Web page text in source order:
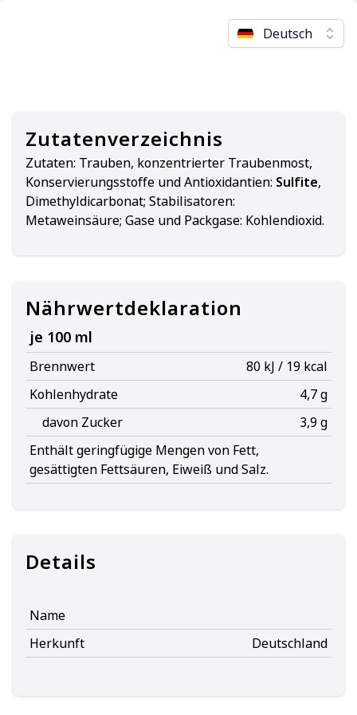
Deutsch
Zutatenverzeichnis
Zutaten: Trauben, konzentrierter Traubenmost,
Konservierungsstoffe und Antioxidantien: Sulfite,
Dimethyldicarbonat; Stabilisatoren:
Metaweinsäure; Gase und Packgase: Kohlendioxid.
Nährwertdeklaration
je 100 ml
Brennwert
80 kJ / 19 kcal
Kohlenhydrate
4,7 g
davon Zucker
3,9 g
Enthält geringfügige Mengen von Fett,
gesättigten Fettsäuren, Eiweiß und Salz.
Details
Name
Herkunft
Deutschland